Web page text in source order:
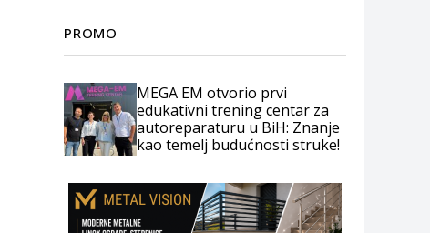
PROMO
MEGA EM otvorio prvi
edukativni trening centar za
autoreparaturu u BiH: Znanje
kao temelj budućnosti struke!